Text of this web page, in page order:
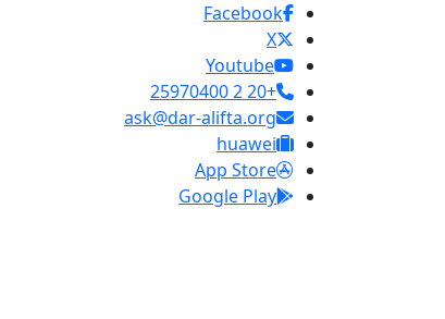
Facebook
X
Youtube
+20 2 25970400
ask@dar-alifta.org
huawei
App Store
Google Play